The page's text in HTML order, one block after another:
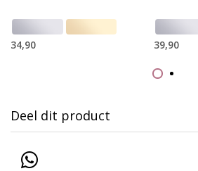
34,90 39,90
Deel dit product